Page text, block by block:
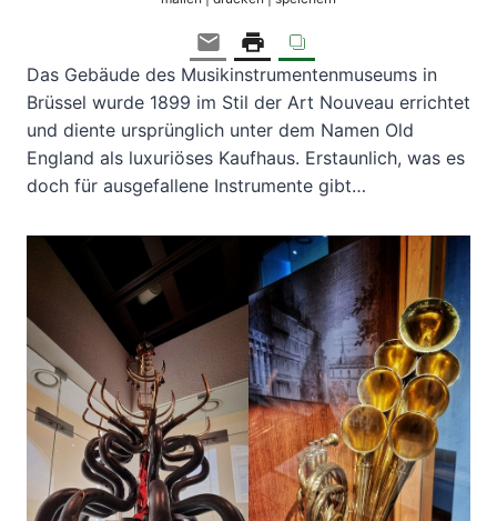
Das Gebäude des Musikinstrumentenmuseums in
Brüssel wurde 1899 im Stil der Art Nouveau errichtet
und diente ursprünglich unter dem Namen Old
England als luxuriöses Kaufhaus. Erstaunlich, was es
doch für ausgefallene Instrumente gibt…